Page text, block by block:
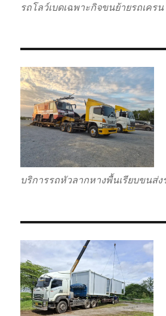
รถโลว์เบดเฉพาะกิจขนย้ายรถเครน
บริการรถหัวลากหางพื้นเรียบขนส่ง